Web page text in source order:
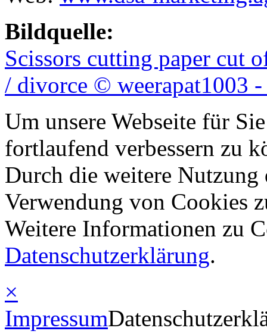
Bildquelle:
Scissors cutting paper cut
/ divorce © weerapat1003
Um unsere Webseite für
fortlaufend verbessern zu
Durch die weitere Nutzung
Verwendung von Cookies
Weitere Informationen zu
Datenschutzerklärung.
×
Impressum